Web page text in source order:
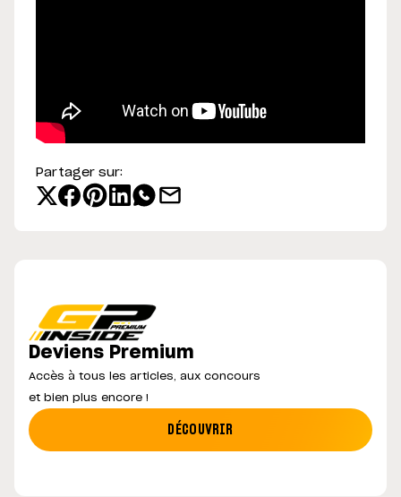
Partager sur:
Deviens Premium
Accès à tous les articles, aux concours
et bien plus encore !
DÉCOUVRIR